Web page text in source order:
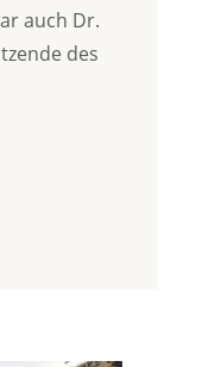
auch Dr.
des